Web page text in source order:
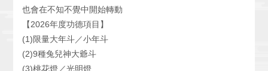
也會在不知不覺中開始轉動
【2026年度功德項目】
(1)限量大年斗／小年斗
(2)9種兔兒神大爺斗
(3)桃花燈／光明燈